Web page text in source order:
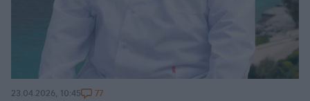
23.04.2026, 10:45 77